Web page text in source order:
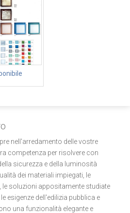
nell'arredamento delle vostre
competenza per risolvere con
sicurezza e della luminosità
dei materiali impiegati, le
le soluzioni appositamente studiate
esigenze dell'edilizia pubblica e
una funzionalità elegante e